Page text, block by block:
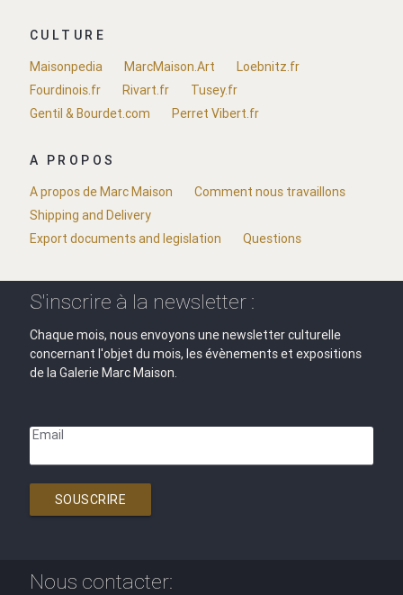
CULTURE
Maisonpedia
MarcMaison.Art
Loebnitz.fr
Fourdinois.fr
Rivart.fr
Tusey.fr
Gentil & Bourdet.com
Perret Vibert.fr
A PROPOS
A propos de Marc Maison
Comment nous travaillons
Shipping and Delivery
Export documents and legislation
Questions
S'inscrire à la newsletter :
Chaque mois, nous envoyons une newsletter culturelle
concernant l'objet du mois, les évènements et expositions
de la Galerie Marc Maison.
Email
SOUSCRIRE
Nous contacter: